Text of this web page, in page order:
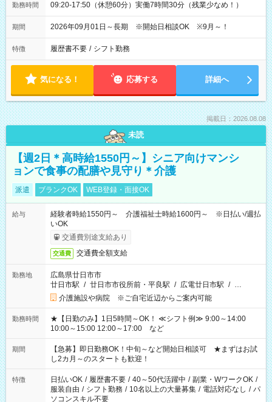
勤務時間 09:20-17:50（休憩60分）実働7時間30分（残業少なめ！）
期間 2026年09月01日～長期 ※開始日相談OK ※9月～！
特徴 履歴書不要 / シフト勤務
気になる！ 応募する 詳細へ
掲載日：2026.08.08
未読
【週2日＊高時給1550円～】シニア向けマンシ
ョンで食事の配膳や見守り＊介護
派遣 ブランクOK WEB登録・面接OK
給与
経験者時給1550円～ 介護福祉士時給1600円～ ※日払い/週払
いOK
交通費別途支給あり
交通費 交通費全額支給
勤務地
広島県廿日市市
廿日市駅 / 廿日市市役所前・平良駅 / 広電廿日市駅 / …
介護施設や病院 ※ご自宅近辺からご案内可能
勤務時間
★【日勤のみ】1日5時間～OK！ ≪シフト例≫ 9:00～14:00
10:00～15:00 12:00～17:00 など
期間
【急募】即日勤務OK！中旬～など開始日相談可 ★まずはお試
し2カ月～のスタートも歓迎！
特徴 日払いOK / 履歴書不要 / 40～50代活躍中 / 副業・WワークOK /
服装自由 / シフト勤務 / 10名以上の大量募集 / 電話対応なし / パ
ソコンスキル不要